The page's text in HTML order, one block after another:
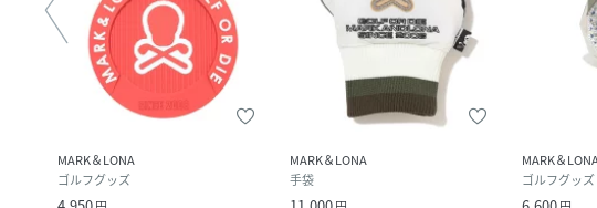
MARK＆LONA
ゴルフグッズ
MARK＆LONA
手袋
MARK＆
ゴルフグッズ